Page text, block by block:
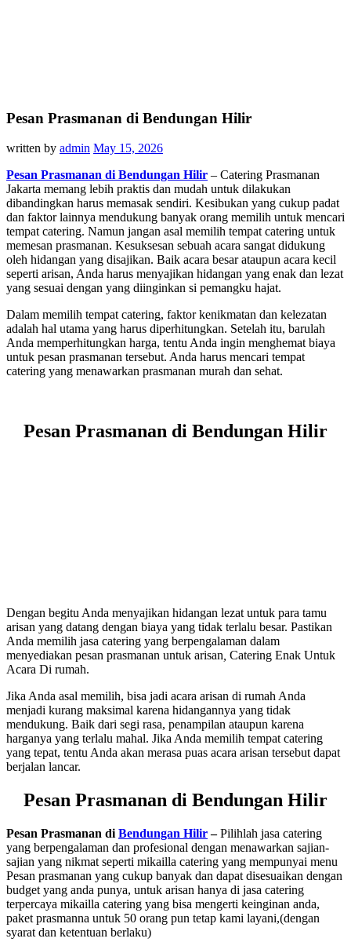
Pesan Prasmanan di Bendungan Hilir
written by admin May 15, 2026
Pesan Prasmanan di Bendungan Hilir – Catering Prasmanan
Jakarta memang lebih praktis dan mudah untuk dilakukan
dibandingkan harus memasak sendiri. Kesibukan yang cukup padat
dan faktor lainnya mendukung banyak orang memilih untuk mencari
tempat catering. Namun jangan asal memilih tempat catering untuk
memesan prasmanan. Kesuksesan sebuah acara sangat didukung
oleh hidangan yang disajikan. Baik acara besar ataupun acara kecil
seperti arisan, Anda harus menyajikan hidangan yang enak dan lezat
yang sesuai dengan yang diinginkan si pemangku hajat.
Dalam memilih tempat catering, faktor kenikmatan dan kelezatan
adalah hal utama yang harus diperhitungkan. Setelah itu, barulah
Anda memperhitungkan harga, tentu Anda ingin menghemat biaya
untuk pesan prasmanan tersebut. Anda harus mencari tempat
catering yang menawarkan prasmanan murah dan sehat.
Pesan Prasmanan di Bendungan Hilir
Dengan begitu Anda menyajikan hidangan lezat untuk para tamu
arisan yang datang dengan biaya yang tidak terlalu besar. Pastikan
Anda memilih jasa catering yang berpengalaman dalam
menyediakan pesan prasmanan untuk arisan Catering Enak Untuk
Acara Di rumah.
Jika Anda asal memilih, bisa jadi acara arisan di rumah Anda
menjadi kurang maksimal karena hidangannya yang tidak
mendukung. Baik dari segi rasa, penampilan ataupun karena
harganya yang terlalu mahal. Jika Anda memilih tempat catering
yang tepat, tentu Anda akan merasa puas acara arisan tersebut dapat
berjalan lancar.
Pesan Prasmanan di Bendungan Hilir
Pesan Prasmanan di Bendungan Hilir–Pilihlah jasa catering
yang berpengalaman dan profesional dengan menawarkan sajian-
sajian yang nikmat seperti mikailla catering yang mempunyai menu
Pesan prasmanan yang cukup banyak dan dapat disesuaikan dengan
budget yang anda punya, untuk arisan hanya di jasa catering
terpercaya mikailla catering yang bisa mengerti keinginan anda,
paket prasmanna untuk 50 orang pun tetap kami layani,(dengan
syarat dan ketentuan berlaku)